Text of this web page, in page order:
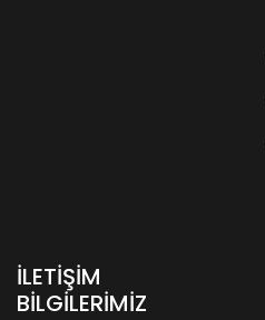
İLETIŞIM
BILGILERIMIZ